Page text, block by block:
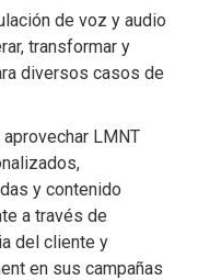
de voz y audio
transformar y
diversos casos de
LMNT
y contenido
a través de
del cliente y
en sus campañas